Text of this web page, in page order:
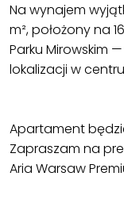
Na wynajem
m², położony na
Parku Mirowskim
lokalizacji w
Apartament
Zapraszam na
Aria Warsaw